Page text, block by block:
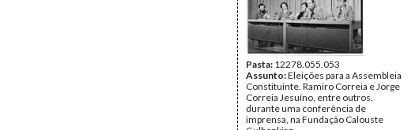
Pasta: 12278.055.053
Assunto:Eleições para a Assembleia
Constituinte. Ramiro Correia e Jorge
Correia Jesuíno, entre outros,
durante uma conferência de
imprensa, na Fundação Calouste